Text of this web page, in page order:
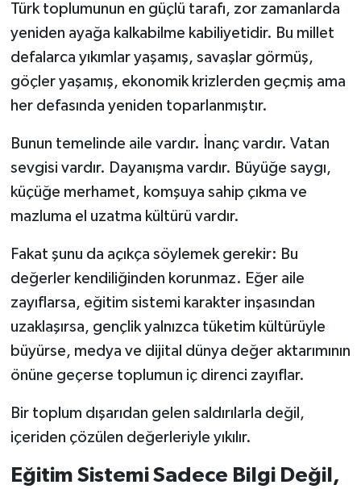
Türk toplumunun en güçlü tarafı, zor zamanlarda
yeniden ayağa kalkabilme kabiliyetidir. Bu millet
defalarca yıkımlar yaşamış, savaşlar görmüş,
göçler yaşamış, ekonomik krizlerden geçmiş ama
her defasında yeniden toparlanmıştır.
Bunun temelinde aile vardır. İnanç vardır. Vatan
sevgisi vardır. Dayanışma vardır. Büyüğe saygı,
küçüğe merhamet, komşuya sahip çıkma ve
mazluma el uzatma kültürü vardır.
Fakat şunu da açıkça söylemek gerekir: Bu
değerler kendiliğinden korunmaz. Eğer aile
zayıflarsa, eğitim sistemi karakter inşasından
uzaklaşırsa, gençlik yalnızca tüketim kültürüyle
büyürse, medya ve dijital dünya değer aktarımının
önüne geçerse toplumun iç direnci zayıflar.
Bir toplum dışarıdan gelen saldırılarla değil,
içeriden çözülen değerleriyle yıkılır.
Eğitim Sistemi Sadece Bilgi Değil,